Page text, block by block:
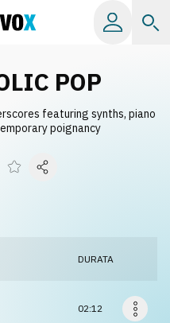
POP
featuring synths, piano
poignancy
DURATA
02:12